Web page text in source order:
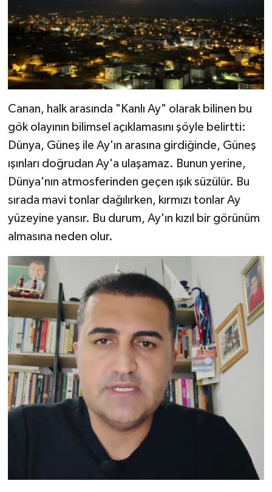
Canan, halk arasında "Kanlı Ay" olarak bilinen bu
gök olayının bilimsel açıklamasını şöyle belirtti:
Dünya, Güneş ile Ay'ın arasına girdiğinde, Güneş
ışınları doğrudan Ay'a ulaşamaz. Bunun yerine,
Dünya'nın atmosferinden geçen ışık süzülür. Bu
sırada mavi tonlar dağılırken, kırmızı tonlar Ay
yüzeyine yansır. Bu durum, Ay'ın kızıl bir görünüm
almasına neden olur.